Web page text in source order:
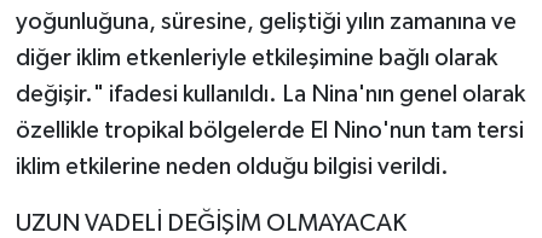
yoğunluğuna, süresine, geliştiği yılın zamanına ve
diğer iklim etkenleriyle etkileşimine bağlı olarak
değişir." ifadesi kullanıldı. La Nina'nın genel olarak
özellikle tropikal bölgelerde El Nino'nun tam tersi
iklim etkilerine neden olduğu bilgisi verildi.
UZUN VADELİ DEĞİŞİM OLMAYACAK